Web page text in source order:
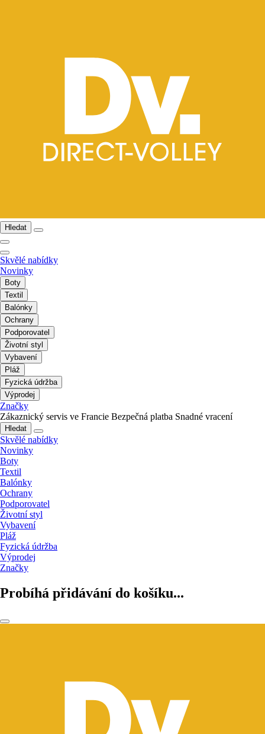
Hledat
Skvělé nabídky
Novinky
Boty
Textil
Balónky
Ochrany
Podporovatel
Životní styl
Vybavení
Pláž
Fyzická údržba
Výprodej
Značky
Zákaznický servis ve Francie Bezpečná platba Snadné vracení
Hledat
Skvělé nabídky
Novinky
Boty
Textil
Balónky
Ochrany
Podporovatel
Životní styl
Vybavení
Pláž
Fyzická údržba
Výprodej
Značky
Probíhá přidávání do košíku...